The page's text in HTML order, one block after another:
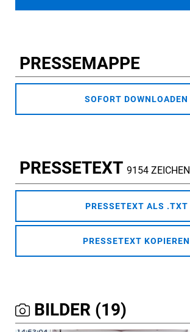
PRESSEMAPPE
SOFORT DOWNLOADEN
PRESSETEXT 9154 ZEICHEN
PRESSETEXT ALS .TXT
PRESSETEXT KOPIEREN
BILDER (19)